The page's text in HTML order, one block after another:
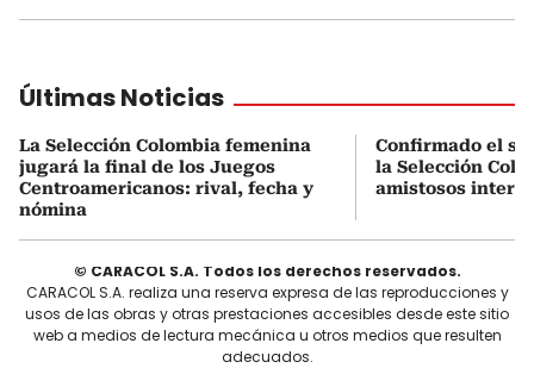
Últimas Noticias
La Selección Colombia femenina
jugará la final de los Juegos
Centroamericanos: rival, fecha y
nómina
Confirmado el
la Selección
amistosos
© CARACOL S.A. Todos los derechos reservados.
CARACOL S.A. realiza una reserva expresa de las reproducciones y
usos de las obras y otras prestaciones accesibles desde este sitio
web a medios de lectura mecánica u otros medios que resulten
adecuados.